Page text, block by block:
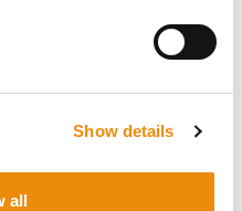
Show details
all
porada
osobistą poradę